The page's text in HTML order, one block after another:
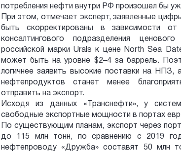
потребления нефти внутри РФ произошел бы
При этом, отмечает эксперт, заявленные
быть скорректированы в зависимости
консалтингового подразделения
российской марки Urals к цене North Sea
может быть на уровне $2–4 за баррель.
логичнее заявить высокие поставки на НПЗ,
нефтепродуктов станет менее
отправить на экспорт.
Исходя из данных «Транснефти», у
свободные экспортные мощности в портах
По существующим планам, экспорт через
до 115 млн тонн, по сравнению с 2019
нефтепроводу «Дружба» составят 50 млн